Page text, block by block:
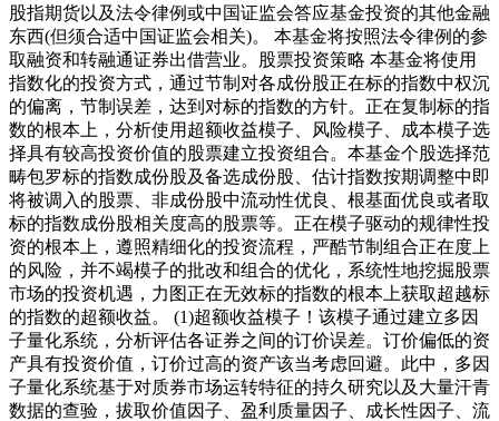
股指期货以及法令律例或中国证监会答应基金投资的其他金融
东西(但须合适中国证监会相关)。 本基金将按照法令律例的参
取融资和转融通证券出借营业。股票投资策略 本基金将使用
指数化的投资方式，通过节制对各成份股正在标的指数中权沉
的偏离，节制误差，达到对标的指数的方针。正在复制标的指
数的根本上，分析使用超额收益模子、风险模子、成本模子选
择具有较高投资价值的股票建立投资组合。本基金个股选择范
畴包罗标的指数成份股及备选成份股、估计指数按期调整中即
将被调入的股票、非成份股中流动性优良、根基面优良或者取
标的指数成份股相关度高的股票等。正在模子驱动的规律性投
资的根本上，遵照精细化的投资流程，严酷节制组合正在度上
的风险，并不竭模子的批改和组合的优化，系统性地挖掘股票
市场的投资机遇，力图正在无效标的指数的根本上获取超越标
的指数的超额收益。 (1)超额收益模子！该模子通过建立多因
子量化系统，分析评估各证券之间的订价误差。订价偏低的资
产具有投资价值，订价过高的资产该当考虑回避。此中，多因
子量化系统基于对质券市场运转特征的持久研究以及大量汗青
数据的查验，拔取价值因子、盈利质量因子、成长性因子、流